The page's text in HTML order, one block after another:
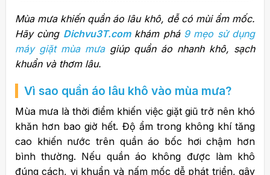
Mùa mưa khiến quần áo lâu khô, dễ có mùi ẩm mốc.
Hãy cùng Dichvu3T.comkhám phá 9 mẹo sử dụng
máy giặt mùa mưagiúp quần áo nhanh khô, sạch
khuẩn và thơm lâu.
Vì sao quần áo lâu khô vào mùa mưa?
Mùa mưa là thời điểm khiến việc giặt giũ trở nên khó
khăn hơn bao giờ hết. Độ ẩm trong không khí tăng
cao khiến nước trên quần áo bốc hơi chậm hơn
bình thường. Nếu quần áo không được làm khô
đúng cách, vi khuẩn và nấm mốc dễ phát triển, gây